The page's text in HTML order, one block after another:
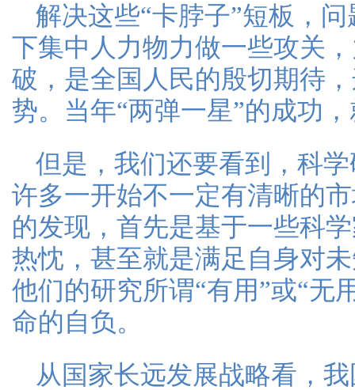
解决这些“卡脖子”短板，
下集中人力物力做一些攻关
破，是全国人民的殷切期待
势。当年“两弹一星”的成功
但是，我们还要看到，科
许多一开始不一定有清晰的
的发现，首先是基于一些科
热忱，甚至就是满足自身对
他们的研究所谓“有用”或“无
命的自负。
从国家长远发展战略看，